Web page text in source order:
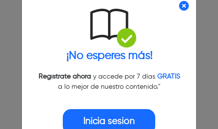
¡No esperes más!
Regístrate ahoray accede por 7 días GRATIS
a lo mejor de nuestro contenido."
Inicia sesión